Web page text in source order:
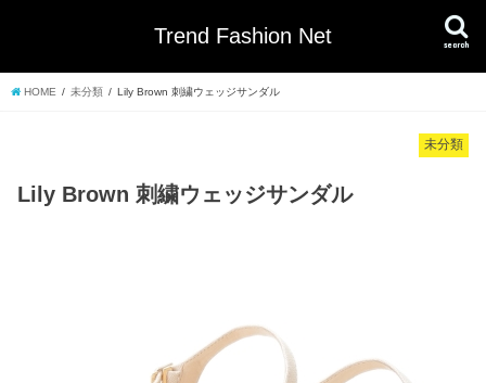
Trend Fashion Net search
HOME 未分類 Lily Brown 刺繍ウェッジサンダル
未分類
Lily Brown 刺繍ウェッジサンダル